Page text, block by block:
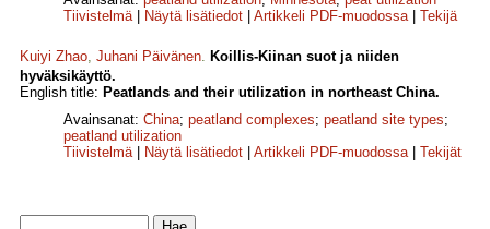
Tiivistelmä| Näytä lisätiedot Artikkeli PDF-muodossa| Tekijä
Kuiyi Zhao, Juhani Päivänen. Koillis-Kiinan suot ja niiden
hyväksikäyttö.
English title: Peatlands and their utilization in northeast China.
Avainsanat: China; peatland complexes; peatland site types;
peatland utilization
Tiivistelmä| Näytä lisätiedot Artikkeli PDF-muodossa| Tekijät